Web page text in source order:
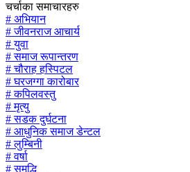
चर्चाका समाचारहरु
# अभियान
# जीवनराज आचार्य
# युवा
# समाज रूपान्तरण
# चौराह हस्पिटल
# घरजग्गा कारोबार
# कपिलवस्तु
# मृत्यु
# सडक दुर्घटना
# आधुनिक समाज डेन्टल
# लुम्बिनी
# वर्षा
# समृद्धि